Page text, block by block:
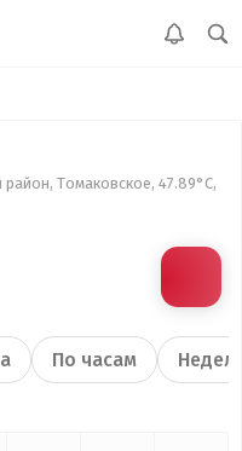
Томаковское, 47.89°С,
По часам